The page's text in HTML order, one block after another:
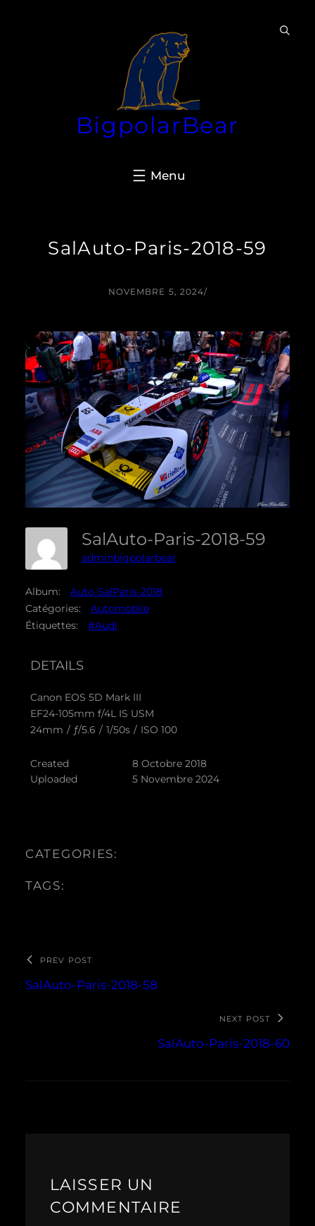
BigpolarBear
SalAuto-Paris-2018-59
NOVEMBRE 5, 2024/
SalAuto-Paris-2018-59
adminbigpolarbear
Album:
Auto-SalParis-2018
Catégories:
Automobile
Étiquettes:
#Audi
DETAILS
Canon EOS 5D Mark III
EF24-105mm f/4L IS USM
24mm / ƒ/5.6 / 1/50s / ISO 100
Created
8 Octobre 2018
Uploaded
5 Novembre 2024
CATEGORIES:
TAGS:
PREV POST
SalAuto-Paris-2018-58
NEXT POST
SalAuto-Paris-2018-60
LAISSER UN
COMMENTAIRE